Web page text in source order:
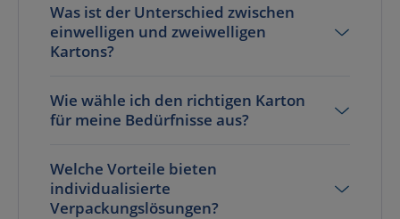
Was ist der Unterschied zwischen
einwelligen und zweiwelligen
Kartons?
Wie wähle ich den richtigen Karton
für meine Bedürfnisse aus?
Welche Vorteile bieten
individualisierte
Verpackungslösungen?